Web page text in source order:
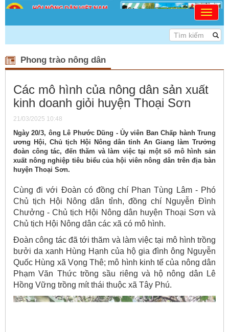
<<< DÂN CHỦ -
Phong trào nông dân
Các mô hình của nông dân sản xuất
kinh doanh giỏi huyện Thoại Sơn
21/03/2025 10:48
Ngày 20/3, ông Lê Phước Dũng - Ủy viên Ban Chấp hành Trung
ương Hội, Chủ tịch Hội Nông dân tỉnh An Giang làm Trưởng
đoàn công tác, đến thăm và làm việc tại một số mô hình sản
xuất nông nghiệp tiêu biểu của hội viên nông dân trên địa bàn
huyện Thoại Sơn.
Cùng đi với Đoàn có đồng chí Phan Tùng Lâm - Phó
Chủ tịch Hội Nông dân tỉnh, đồng chí Nguyễn Đình
Chưởng - Chủ tịch Hội Nông dân huyện Thoại Sơn và
Chủ tịch Hội Nông dân các xã có mô hình.
Đoàn công tác đã tới thăm và làm việc tại mô hình trồng
bưởi da xanh Hùng Hạnh của hộ gia đình ông Nguyễn
Quốc Hùng xã Vọng Thê; mô hình kinh tế của nông dân
Phạm Văn Thức trồng sầu riêng và hộ nông dân Lê
Hồng Vững trồng mít thái thuộc xã Tây Phú.